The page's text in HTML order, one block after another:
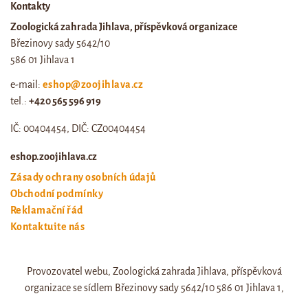
Kontakty
Zoologická zahrada Jihlava, příspěvková organizace
Březinovy sady 5642/10
586 01 Jihlava 1
e-mail: eshop@zoojihlava.cz
tel.: +420 565 596 919
IČ: 00404454, DIČ: CZ00404454
eshop.zoojihlava.cz
Zásady ochrany osobních údajů
Obchodní podmínky
Reklamační řád
Kontaktujte nás
Web zoo jihlava
Provozovatel webu, Zoologická zahrada Jihlava, příspěvková
organizace se sídlem Březinovy sady 5642/10 586 01 Jihlava 1,